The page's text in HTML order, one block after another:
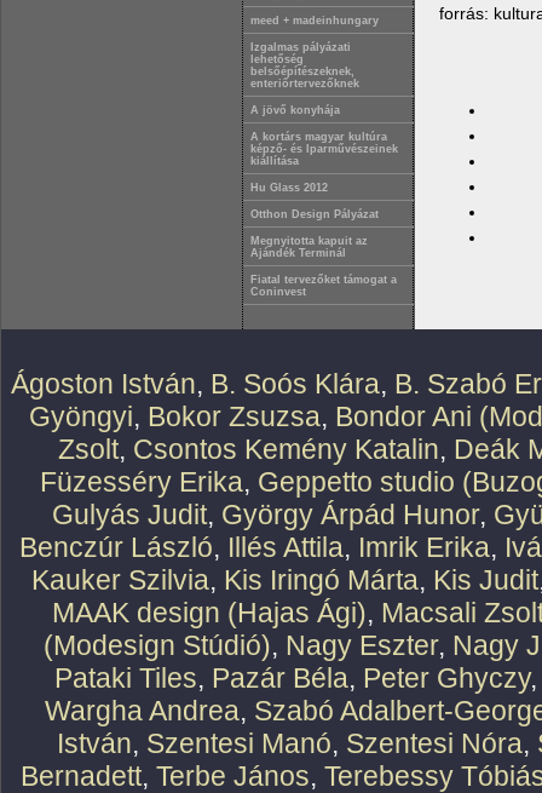
meed + madeinhungary
Izgalmas pályázati
lehetőség
belsőépítészeknek,
enteriőrtervezőknek
A jövő konyhája
A kortárs magyar kultúra
képző- és Iparművészeinek
kiállítása
Hu Glass 2012
Otthon Design Pályázat
Megnyitotta kapuit az
Ajándék Terminál
Fiatal tervezőket támogat a
Coninvest
forrás:
Ágoston István, B. Soós Klára, B. Szabó
Gyöngyi, Bokor Zsuzsa, Bondor Ani
Zsolt, Csontos Kemény Katalin, Deák
Füzesséry Erika, Geppetto studio
Gulyás Judit, György Árpád Hunor,
Benczúr László, Illés Attila, Imrik Erika,
Kauker Szilvia, Kis Iringó Márta, Kis Judit
MAAK design (Hajas Ági), Macsali
(Modesign Stúdió), Nagy Eszter, Nagy
Pataki Tiles, Pazár Béla, Peter Ghyczy
Wargha Andrea, Szabó Adalbert-
István, Szentesi Manó, Szentesi Nóra,
Bernadett, Terbe János, Terebessy